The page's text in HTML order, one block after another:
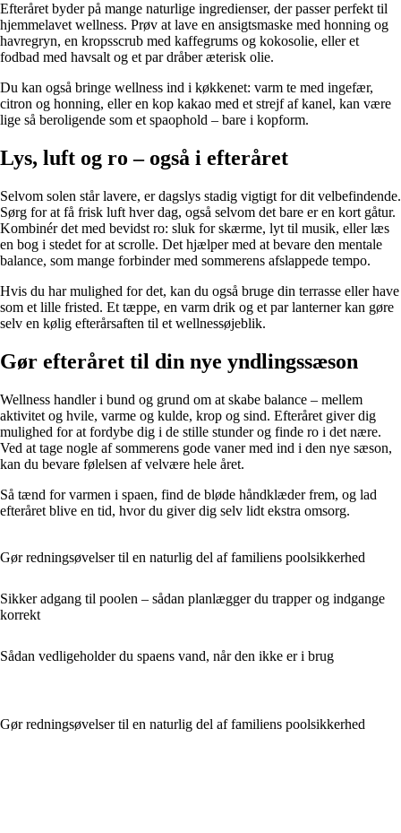
Efteråret byder på mange naturlige ingredienser, der passer perfekt til
hjemmelavet wellness. Prøv at lave en ansigtsmaske med honning og
havregryn, en kropsscrub med kaffegrums og kokosolie, eller et
fodbad med havsalt og et par dråber æterisk olie.
Du kan også bringe wellness ind i køkkenet: varm te med ingefær,
citron og honning, eller en kop kakao med et strejf af kanel, kan være
lige så beroligende som et spaophold – bare i kopform.
Lys, luft og ro – også i efteråret
Selvom solen står lavere, er dagslys stadig vigtigt for dit velbefindende.
Sørg for at få frisk luft hver dag, også selvom det bare er en kort gåtur.
Kombinér det med bevidst ro: sluk for skærme, lyt til musik, eller læs
en bog i stedet for at scrolle. Det hjælper med at bevare den mentale
balance, som mange forbinder med sommerens afslappede tempo.
Hvis du har mulighed for det, kan du også bruge din terrasse eller have
som et lille fristed. Et tæppe, en varm drik og et par lanterner kan gøre
selv en kølig efterårsaften til et wellnessøjeblik.
Gør efteråret til din nye yndlingssæson
Wellness handler i bund og grund om at skabe balance – mellem
aktivitet og hvile, varme og kulde, krop og sind. Efteråret giver dig
mulighed for at fordybe dig i de stille stunder og finde ro i det nære.
Ved at tage nogle af sommerens gode vaner med ind i den nye sæson,
kan du bevare følelsen af velvære hele året.
Så tænd for varmen i spaen, find de bløde håndklæder frem, og lad
efteråret blive en tid, hvor du giver dig selv lidt ekstra omsorg.
Gør redningsøvelser til en naturlig del af familiens poolsikkerhed
Sikker adgang til poolen – sådan planlægger du trapper og indgange
korrekt
Sådan vedligeholder du spaens vand, når den ikke er i brug
Gør redningsøvelser til en naturlig del af familiens poolsikkerhed